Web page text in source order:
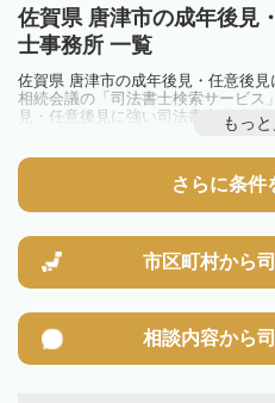
佐賀県 唐津市の成年後見
士事務所 一覧
佐賀県 唐津市の成年後見・任意後見
相続会議の「司法書士検索サービス
見・任意後見に強い司法書士事務所
のトラブルやお悩みを抱えている方
もっ
さらに条件
市区町村から
相談内容から